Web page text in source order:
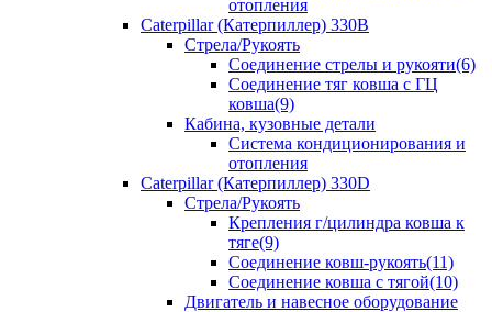
отопления
Caterpillar (Катерпиллер) 330B
Стрела/Рукоять
Соединение стрелы и рукояти(6)
Соединение тяг ковша с ГЦ
ковша(9)
Кабина, кузовные детали
Система кондиционирования и
отопления
Caterpillar (Катерпиллер) 330D
Стрела/Рукоять
Крепления г/цилиндра ковша к
тяге(9)
Соединение ковш-рукоять(11)
Соединение ковша с тягой(10)
Двигатель и навесное оборудование